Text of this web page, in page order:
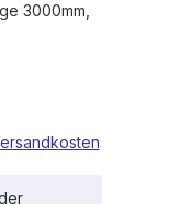
3000mm,